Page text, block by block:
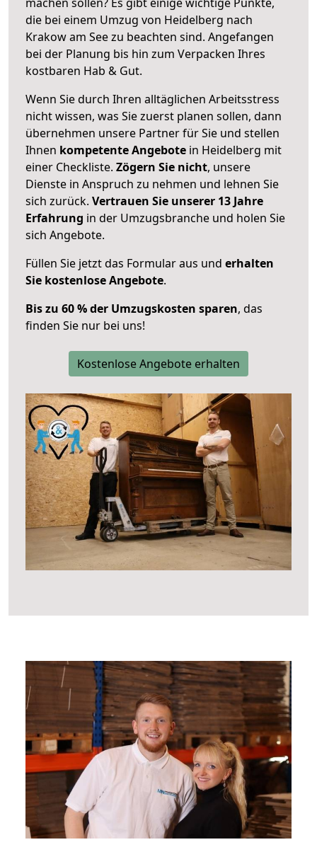
die bei einem Umzug von Heidelberg nach
Krakow am See zu beachten sind. Angefangen
bei der Planung bis hin zum Verpacken Ihres
kostbaren Hab & Gut.
Wenn Sie durch Ihren alltäglichen Arbeitsstress
nicht wissen, was Sie zuerst planen sollen, dann
übernehmen unsere Partner für Sie und stellen
Ihnen kompetente Angebote in Heidelberg mit
einer Checkliste. Zögern Sie nicht, unsere
Dienste in Anspruch zu nehmen und lehnen Sie
sich zurück. Vertrauen Sie unserer 13 Jahre
Erfahrung in der Umzugsbranche und holen Sie
sich Angebote.
Füllen Sie jetzt das Formular aus und erhalten
Sie kostenlose Angebote.
Bis zu 60 % der Umzugskosten sparen, das
finden Sie nur bei uns!
Kostenlose Angebote erhalten